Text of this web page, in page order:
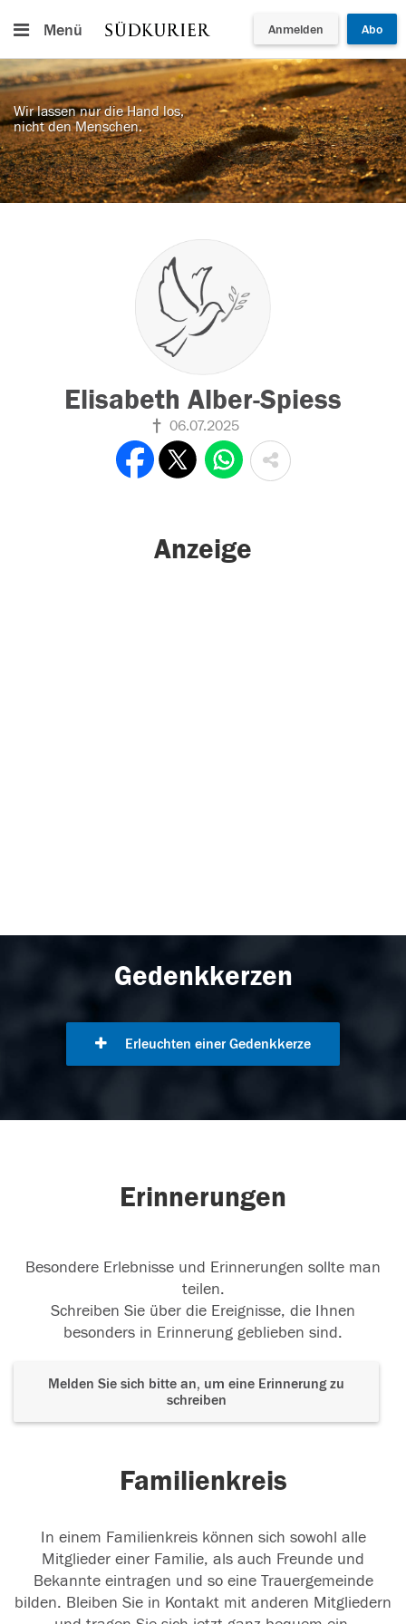
Menü Anmelden Abo
Wir lassen nur die Hand los,
nicht den Menschen.
Elisabeth Alber-Spiess
06.07.2025
Anzeige
Gedenkkerzen
Erleuchten einer Gedenkkerze
Erinnerungen
Besondere Erlebnisse und Erinnerungen sollte man
teilen.
Schreiben Sie über die Ereignisse, die Ihnen
besonders in Erinnerung geblieben sind.
Melden Sie sich bitte an, um eine Erinnerung zu
schreiben
Familienkreis
In einem Familienkreis können sich sowohl alle
Mitglieder einer Familie, als auch Freunde und
Bekannte eintragen und so eine Trauergemeinde
bilden. Bleiben Sie in Kontakt mit anderen Mitgliedern